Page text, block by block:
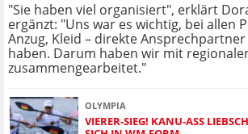
"Sie haben viel organisiert", erklärt
ergänzt: "Uns war es wichtig, bei allen
Anzug, Kleid – direkte
haben. Darum haben wir mit
zusammengearbeitet."
OLYMPIA
VIERER-SIEG! KANU-ASS